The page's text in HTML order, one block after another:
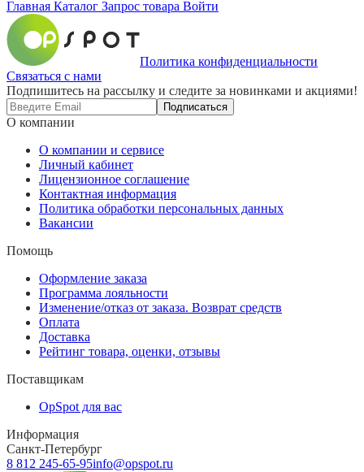
Главная Каталог Запрос товара Войти
Политика конфиденциальности
Связаться с нами
Подпишитесь на рассылку и следите за новинками и акциями!
Подписаться
О компании
О компании и сервисе
Личный кабинет
Лицензионное соглашение
Контактная информация
Политика обработки персональных данных
Вакансии
Помощь
Оформление заказа
Программа лояльности
Изменение/отказ от заказа. Возврат средств
Оплата
Доставка
Рейтинг товара, оценки, отзывы
Поставщикам
OpSpot для вас
Информация
Санкт-Петербург
8 812 245-65-95info@opspot.ru